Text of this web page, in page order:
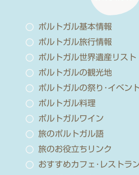
ポルトガル基本情報
ポルトガル旅行情報
ポルトガル世界遺産リスト
ポルトガルの観光地
ポルトガルの祭り･イベン
ポルトガル料理
ポルトガルワイン
旅のポルトガル語
旅のお役立ちリンク
おすすめカフェ･レストラ